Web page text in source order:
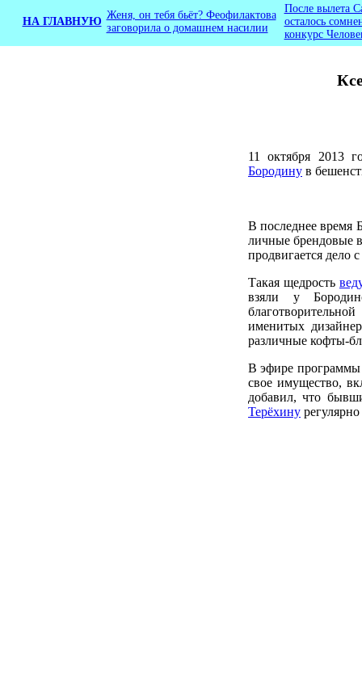
НА ГЛАВНУЮ
Женя, он тебя бьёт? Феофилактова
заговорила о домашнем насилии
После вылета
осталось
конкурс
11 октября 2013
Бородину в
В последнее время
личные брендовые
продвигается дело
Такая щедрость
взяли у
именитых
различные кофты-
В эфире программы
свое имущество,
добавил, что
Терёхину